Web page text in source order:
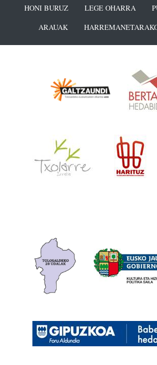
HONI BURUZ LEGE OHARRA
ARAUAK